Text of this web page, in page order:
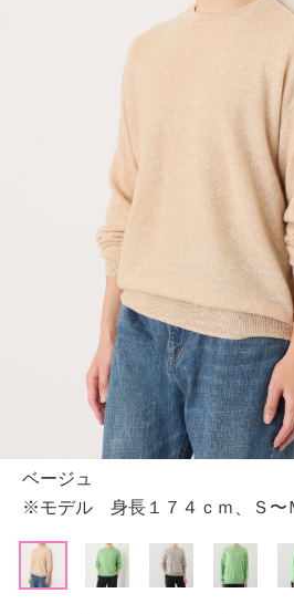
ベージュ
※モデル 身長１７４ｃｍ、Ｓ〜